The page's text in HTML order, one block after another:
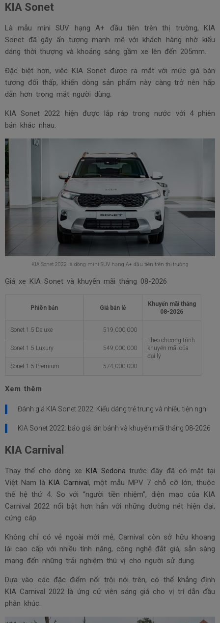
KIA Sonet
Là mẫu mini SUV hạng A+ đầu tiên trên thị trường, KIA
Sonet đã gây ấn tượng mạnh mẽ với khách hàng nhờ kiểu
dáng thời thượng và khoảng sáng gầm xe lên đến 205mm.
Đặc biệt hơn, việc KIA Sonet được ra mắt với mức giá bán
tương đối thấp, khiến dòng sản phẩm này càng trở nên hấp
dẫn hơn trong mắt người dùng.
KIA Sonet 2022 hiện được lắp ráp trong nước với 4 phiên
bản khác nhau.
KIA Sonet 2022 là dòng mini SUV hạng A+ đầu tiên trên thị trường
Giá xe KIA Sonet và khuyến mãi tháng 08-2026
Phiên bản Giá bán lẻ
Khuyến mãi tháng
08-2026
Sonet 1.5 Deluxe
519,000,000
Theo chương trình
khuyến mãi của
đại lý
Sonet 1.5 Luxury 549,000,000
Sonet 1.5 Premium 574,000,000
Xem thêm
Đánh giá KIA Sonet 2022: Kiểu dáng trẻ trung và nhiều tiện nghi
KIA Sonet 2022: báo giá lăn bánh và khuyến mãi tháng 08-2026
KIA Carnival
Thay thế cho dòng xe KIA Sedona trước đây đã có mặt tại
Việt Nam là KIA Carnival , một mẫu MPV 7 chỗ cỡ lớn, thuộc
thế hệ thứ 4. So với “người tiền nhiệm”, diện mạo của KIA
Carnival 2022 nổi bật hơn hẳn với những đường nét hiện đại,
cứng cáp.
Không chỉ có vẻ ngoài mới mẻ, Carnival còn sở hữu khoang
lái cao cấp với nhiều tính năng, công nghệ đắt giá, sẵn sàng
mang đến những trải nghiệm thú vị cho người sử dụng.
Dựa vào các đặc điểm nổi trội nói trên, có thể khẳng định
KIA Carnival 2022 là ứng cử viên sáng giá cho vị trí dẫn đầu
phân khúc.